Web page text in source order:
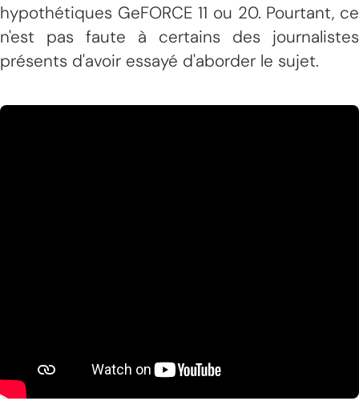
hypothétiques GeFORCE 11 ou 20. Pourtant, ce
n'est pas faute à certains des journalistes
présents d'avoir essayé d'aborder le sujet.